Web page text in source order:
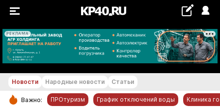
РЕКЛАМА
+21...+22 °С
Новости Народные новости Статьи
Важно: ПРОтуризм График отключений воды Клиника